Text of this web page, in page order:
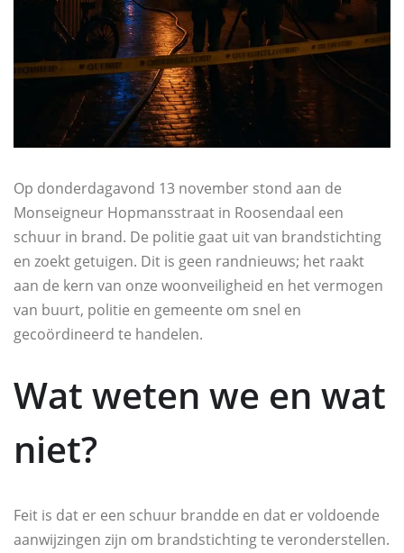
Op donderdagavond 13 november stond aan de
Monseigneur Hopmansstraat in Roosendaal een
schuur in brand. De politie gaat uit van brandstichting
en zoekt getuigen. Dit is geen randnieuws; het raakt
aan de kern van onze woonveiligheid en het vermogen
van buurt, politie en gemeente om snel en
gecoördineerd te handelen.
Wat weten we en wat
niet?
Feit is dat er een schuur brandde en dat er voldoende
aanwijzingen zijn om brandstichting te veronderstellen.